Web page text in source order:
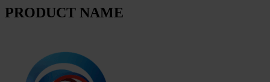
PRODUCT NAME